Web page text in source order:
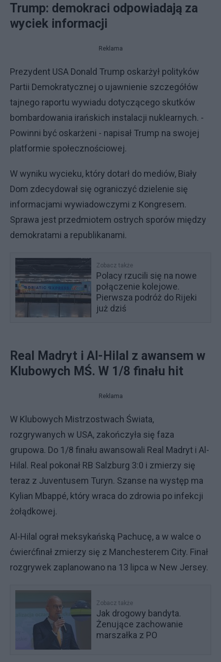
Trump: demokraci odpowiadają za
wyciek informacji
Reklama
Prezydent USA Donald Trump oskarżył polityków
Partii Demokratycznej o ujawnienie szczegółów
tajnego raportu wywiadu dotyczącego skutków
bombardowania irańskich instalacji nuklearnych. -
Powinni być oskarżeni - napisał Trump na swojej
platformie społecznościowej.
W wyniku wycieku, który dotarł do mediów, Biały
Dom zdecydował się ograniczyć dzielenie się
informacjami wywiadowczymi z Kongresem.
Sprawa jest przedmiotem ostrych sporów między
demokratami a republikanami.
Zobacz także
Polacy rzucili się na nowe
połączenie kolejowe.
Pierwsza podróż do Rijeki
już dziś
Real Madryt i Al-Hilal z awansem w
Klubowych MŚ. W 1/8 finału hit
Reklama
W Klubowych Mistrzostwach Świata,
rozgrywanych w USA, zakończyła się faza
grupowa. Do 1/8 finału awansowali Real Madryt i Al-
Hilal. Real pokonał RB Salzburg 3:0 i zmierzy się
teraz z Juventusem Turyn. Szanse na występ ma
Kylian Mbappé, który wraca do zdrowia po infekcji
żołądkowej.
Al-Hilal ograł meksykańską Pachucę, a w walce o
ćwierćfinał zmierzy się z Manchesterem City. Finał
rozgrywek zaplanowano na 13 lipca w New Jersey.
Zobacz także
Jak drogowy bandyta.
Żenujące zachowanie
marszałka z PO